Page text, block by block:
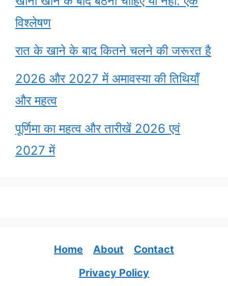
विश्लेषण
रात के खाने के बाद कितने चलने की जरूरत है
2026 और 2027 में अमावस्या की तिथियाँ
और महत्व
पूर्णिमा का महत्व और तारीखें 2026 एवं
2027 में
Home About
Contact
Privacy Policy